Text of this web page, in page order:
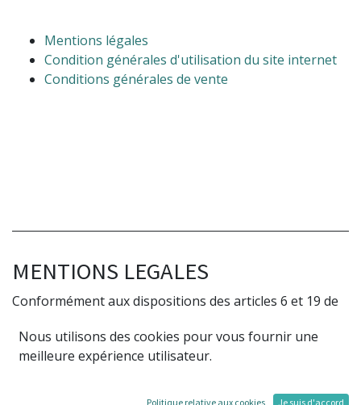
Mentions légales
Condition générales d'utilisation du site internet
Conditions générales de vente
MENTIONS LEGALES
Conformément aux dispositions des articles 6 et 19 de
l’économie numérique, dite L.C.E.N, il est porté à la
connaissance des utilisateurs et visiteurs du site
Nous utilisons des cookies pour vous fournir une
meilleure expérience utilisateur.
Politique relative aux cookies Je suis d'accord